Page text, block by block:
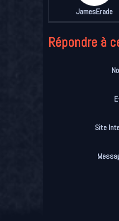
JamesErade
Répondre à
Site